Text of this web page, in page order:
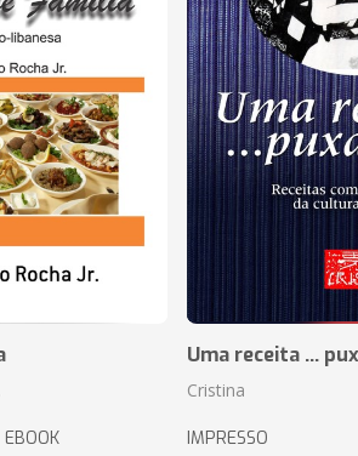
EBOOK
Uma receita ...
Cristina
IMPRESSO